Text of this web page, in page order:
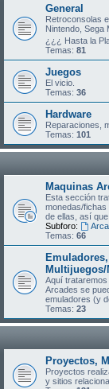
General
Retroconsolas
Nintendo, Sega
¿¿¿ Hasta la
Temas: 81
Juegos
El vicio.
Temas: 36
Hardware
Reparaciones,
Temas: 101
Maquinas
Esta sección
monedas/
de ellas, así
Subforo:
Temas: 66
Aquí trataremos
Arcades se
emuladores (y
Temas: 23
Proyectos,
Proyectos
y sitios